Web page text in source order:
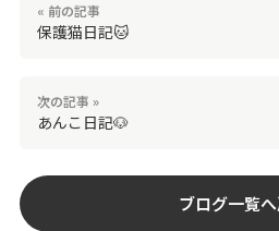
« 前の記事
保護猫日記🐱
次の記事 »
あんこ日記🐶
ブログ一覧